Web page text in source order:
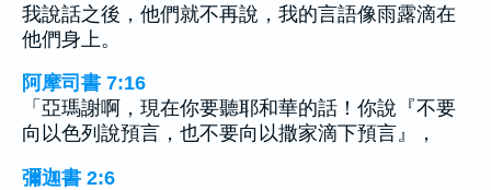
我說話之後，他們就不再說，我的言語像雨露滴在
他們身上。
阿摩司書 7:16
「亞瑪謝啊，現在你要聽耶和華的話！你說『不要
向以色列說預言，也不要向以撒家滴下預言』，
彌迦書 2:6